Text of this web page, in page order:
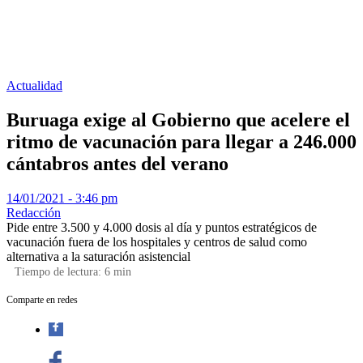
Actualidad
Buruaga exige al Gobierno que acelere el
ritmo de vacunación para llegar a 246.000
cántabros antes del verano
14/01/2021 - 3:46 pm
Redacción
Pide entre 3.500 y 4.000 dosis al día y puntos estratégicos de
vacunación fuera de los hospitales y centros de salud como
alternativa a la saturación asistencial
Tiempo de lectura: 6 min
Comparte en redes